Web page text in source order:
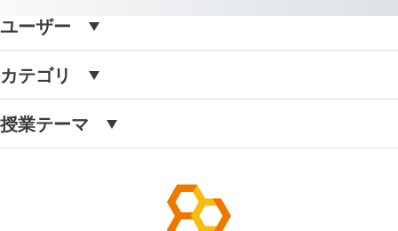
ユーザー
カテゴリ
授業テーマ